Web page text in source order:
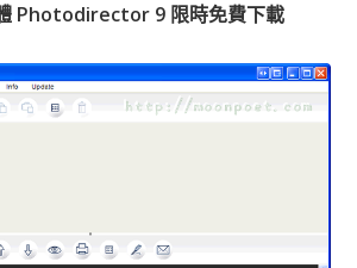
Photodirector 9 限時免費下載